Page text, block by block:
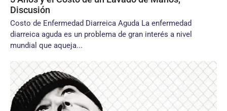
Discusión
Costo de Enfermedad Diarreica Aguda La enfermedad
diarreica aguda es un problema de gran interés a nivel
mundial que aqueja...